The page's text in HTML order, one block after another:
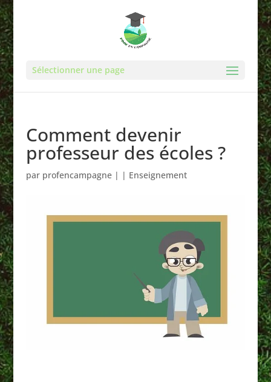
Sélectionner une page
Comment devenir
professeur des écoles ?
par profencampagne| | Enseignement